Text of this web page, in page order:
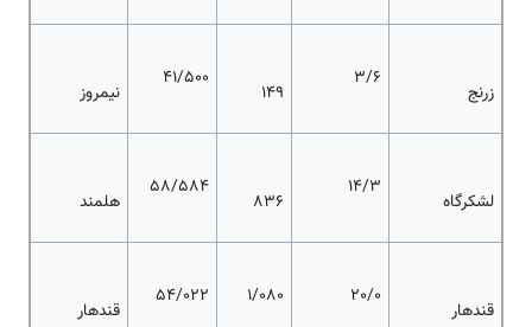
زرنج
3/6
۱۴۹
41/500
نیمروز
لشکرگاه
14/3
۸۳۶
58/584
هلمند
قندهار
20/0
1/080
54/022
قندهار